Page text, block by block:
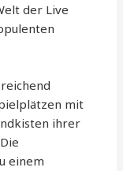
der Live
mit
ihrer
einem